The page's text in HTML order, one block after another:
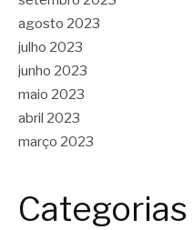
agosto 2023
julho 2023
junho 2023
maio 2023
abril 2023
março 2023
Categorias